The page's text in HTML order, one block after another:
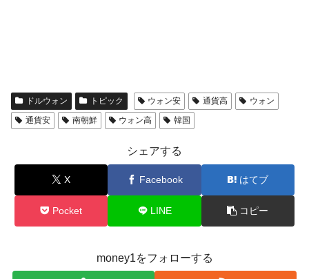
ドルウォン トピック ウォン安 通貨高
ウォン
通貨安
南朝鮮 ウォン高 韓国
シェアする
X Facebook はてブ
Pocket LINE コピー
money1をフォローする